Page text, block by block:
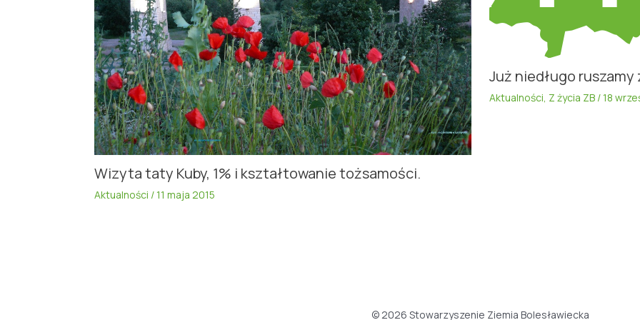
Wizyta taty Kuby, 1% i kształtowanie tożsamości.
Aktualności /11 maja 2015
Już niedługo ruszamy
Aktualności, Z życia ZB/18
© 2026 Stowarzyszenie Ziemia Bolesławiecka